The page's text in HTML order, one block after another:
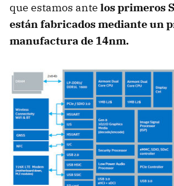
que estamos ante los primeros
están fabricados mediante un
manufactura de 14nm.